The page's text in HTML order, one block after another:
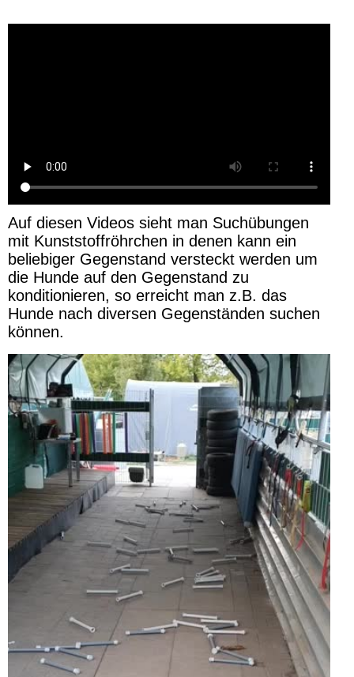
Auf diesen Videos sieht man Suchübungen
mit Kunststoffröhrchen in denen kann ein
beliebiger Gegenstand versteckt werden um
die Hunde auf den Gegenstand zu
konditionieren, so erreicht man z.B. das
Hunde nach diversen Gegenständen suchen
können.